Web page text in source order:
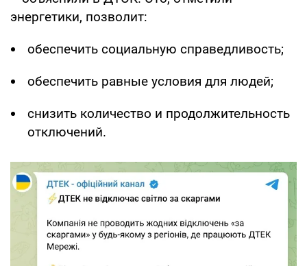
энергетики, позволит:
обеспечить социальную справедливость;
обеспечить равные условия для людей;
снизить количество и продолжительность
отключений.